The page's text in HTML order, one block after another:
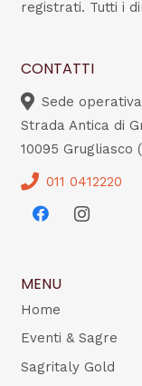
registrati. Tutti i
CONTATTI
Sede
Strada Antica di
10095 Grugliasco
011 0412220
MENU
Home
Eventi & Sagre
Sagritaly Gold